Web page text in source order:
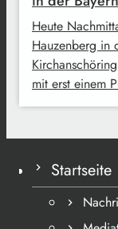
Heute
Hauzenberg in
mit erst einem
Startseite